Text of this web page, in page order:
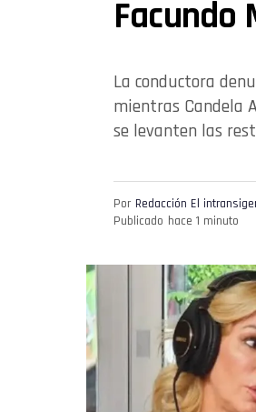
Facundo
La conductora
mientras Candela
se levanten las
Por Redacción El
Publicado hace 1 minuto